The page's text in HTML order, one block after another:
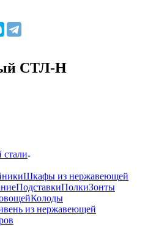
СТЛ-Н
Шкафы из нержавеющей
ПодставкиПолкиЗонты
Колоды
из нержавеющей